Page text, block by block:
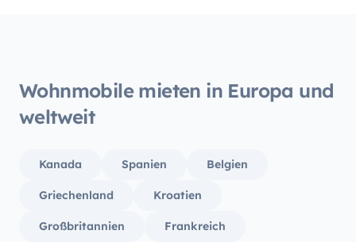
zweiten Woche unserer Reise spang das
Wohnmobil nicht mehr an und wir
Fragen weiter.
Wohnmobile mieten in Europa und
weltweit
Kanada Spanien Belgien
Griechenland Kroatien
Großbritannien Frankreich